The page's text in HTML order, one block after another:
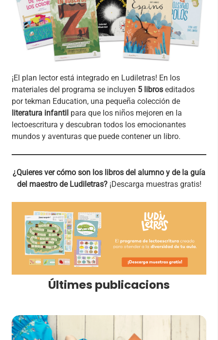
¡El plan lector está integrado en Ludiletras! En los
materiales del programa se incluyen 5 libros editados
por tekman Education, una pequeña colección de
literatura infantil para que los niños mejoren en la
lectoescritura y descubran todos los emocionantes
mundos y aventuras que puede contener un libro.
¿Quieres ver cómo son los libros del alumno y de la guía
del maestro de Ludiletras? ¡Descarga muestras gratis!
Últimes publicacions